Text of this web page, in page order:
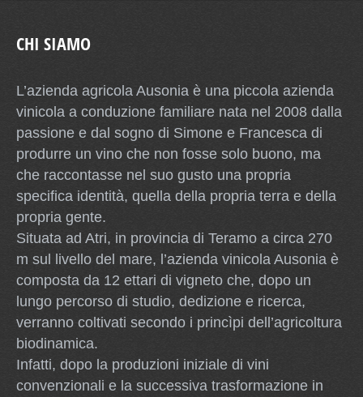
CHI SIAMO
L’azienda agricola Ausonia è una piccola azienda
vinicola a conduzione familiare nata nel 2008 dalla
passione e dal sogno di Simone e Francesca di
produrre un vino che non fosse solo buono, ma
che raccontasse nel suo gusto una propria
specifica identità, quella della propria terra e della
propria gente.
Situata ad Atri, in provincia di Teramo a circa 270
m sul livello del mare, l’azienda vinicola Ausonia è
composta da 12 ettari di vigneto che, dopo un
lungo percorso di studio, dedizione e ricerca,
verranno coltivati secondo i princìpi dell’agricoltura
biodinamica.
Infatti, dopo la produzioni iniziale di vini
convenzionali e la successiva trasformazione in